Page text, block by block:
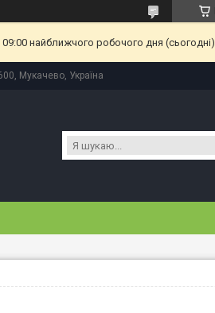
найближчого робочого дня (сьогодні).
Мукачево, Україна